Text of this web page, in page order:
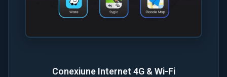
Conexiune Internet 4G & Wi-Fi